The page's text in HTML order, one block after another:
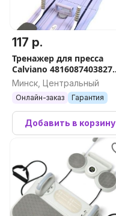
117 р.
Тренажер для пресса
Calviano 4816087403827
(фиолетовый)
Минск, Центральный
Онлайн-заказ Гарантия
Добавить в корзину